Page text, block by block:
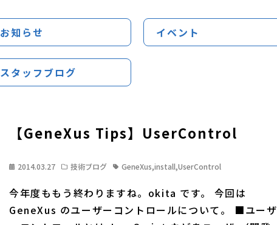
お知らせ イベント
スタッフブログ
【GeneXus Tips】UserControl
2014.03.27 技術ブログ GeneXus,install,UserControl
今年度ももう終わりますね。okita です。 今回は
GeneXus のユーザーコントロールについて。 ■ユーザ